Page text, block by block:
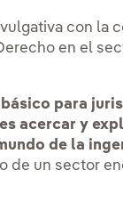
con la
en el
para
acercar y
de la
de un sector